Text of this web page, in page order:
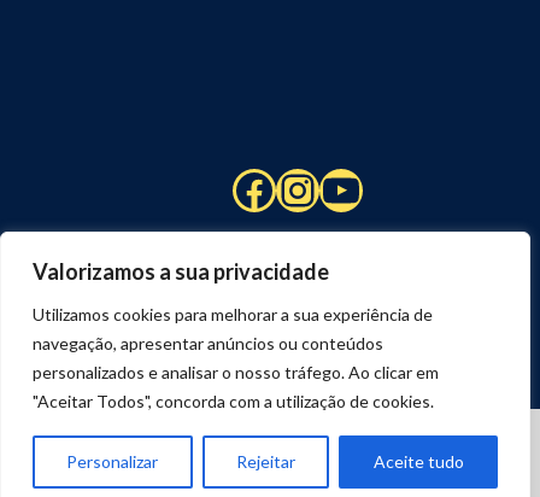
Valorizamos a sua privacidade
Utilizamos cookies para melhorar a sua experiência de
navegação, apresentar anúncios ou conteúdos
personalizados e analisar o nosso tráfego. Ao clicar em
"Aceitar Todos", concorda com a utilização de cookies.
Personalizar Rejeitar Aceite tudo
Facebook
Instagram
YouTube
DESENVOLVIDO POR
JOSEXAVIER.COM